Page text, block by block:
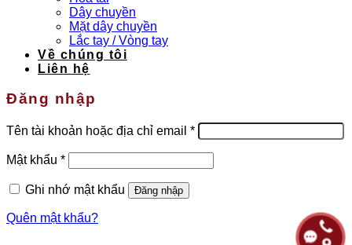
Dây chuyền
Mặt dây chuyền
Lắc tay / Vòng tay
Về chúng tôi
Liên hệ
Đăng nhập
Tên tài khoản hoặc địa chỉ email *Bắt
buộc
Mật khẩu *Bắt
buộc
Ghi nhớ mật khẩu
Đăng nhập
Quên mật khẩu?